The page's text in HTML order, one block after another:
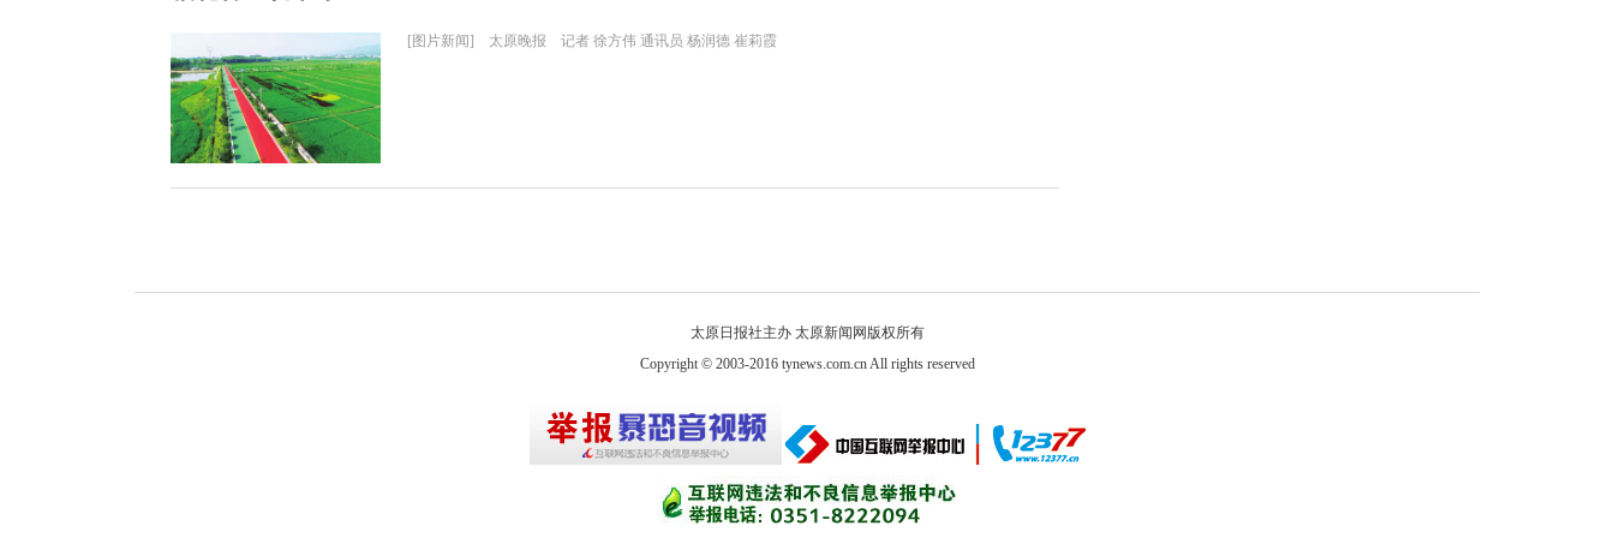
[图片新闻] 太原晚报 记者 徐方伟 通讯员 杨润德 崔莉霞
太原日报社主办 太原新闻网版权所有
Copyright © 2003-2016 tynews.com.cn All rights reserved